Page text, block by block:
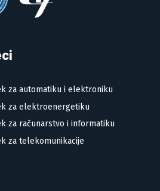
za automatiku i elektroniku
za elektroenergetiku
za računarstvo i informatiku
za telekomunikacije